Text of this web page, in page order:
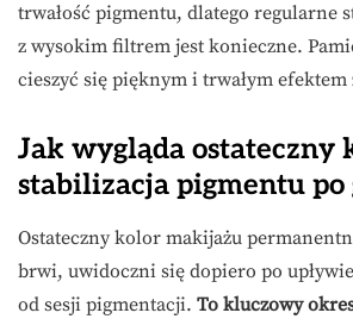
trwałość pigmentu, dlatego regularne
z wysokim filtrem jest konieczne.
cieszyć się pięknym i trwałym efektem
Jak wygląda ostateczny
stabilizacja pigmentu po
Ostateczny kolor makijażu
brwi, uwidoczni się dopiero po
od sesji pigmentacji. To kluczowy